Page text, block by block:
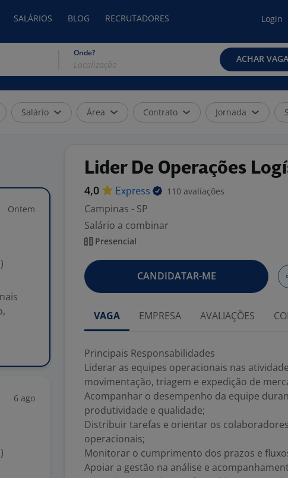
SALÁRIOS BLOG RECRUTADORES Login
Onde?
ACHAR
Salário Área Contrato Jornada
Ontem
6 ago
Lider De Operações
4,0 Express 110 avaliações
Campinas - SP
Salário a combinar
Presencial
CANDIDATAR-ME
VAGA EMPRESA AVALIAÇÕES
Principais Responsabilidades
Liderar as equipes operacionais nas
movimentação, triagem e expedição de
Acompanhar o desempenho da equipe
produtividade e qualidade;
Distribuir tarefas e orientar os
operacionais;
Monitorar o cumprimento dos prazos e
Apoiar a gestão na análise e